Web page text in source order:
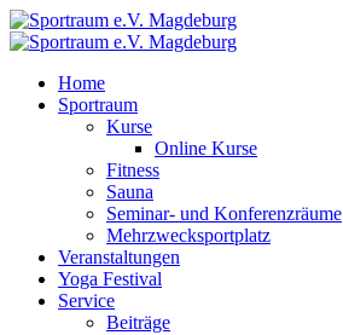
Home
Sportraum
Kurse
Online Kurse
Fitness
Sauna
Seminar- und Konferenzräume
Mehrzwecksportplatz
Veranstaltungen
Yoga Festival
Service
Beiträge